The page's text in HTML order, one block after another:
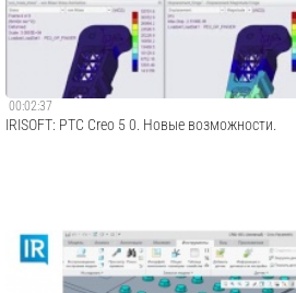
00:02:37
IRISOFT: PTC Creo 5 0. Новые возможности.